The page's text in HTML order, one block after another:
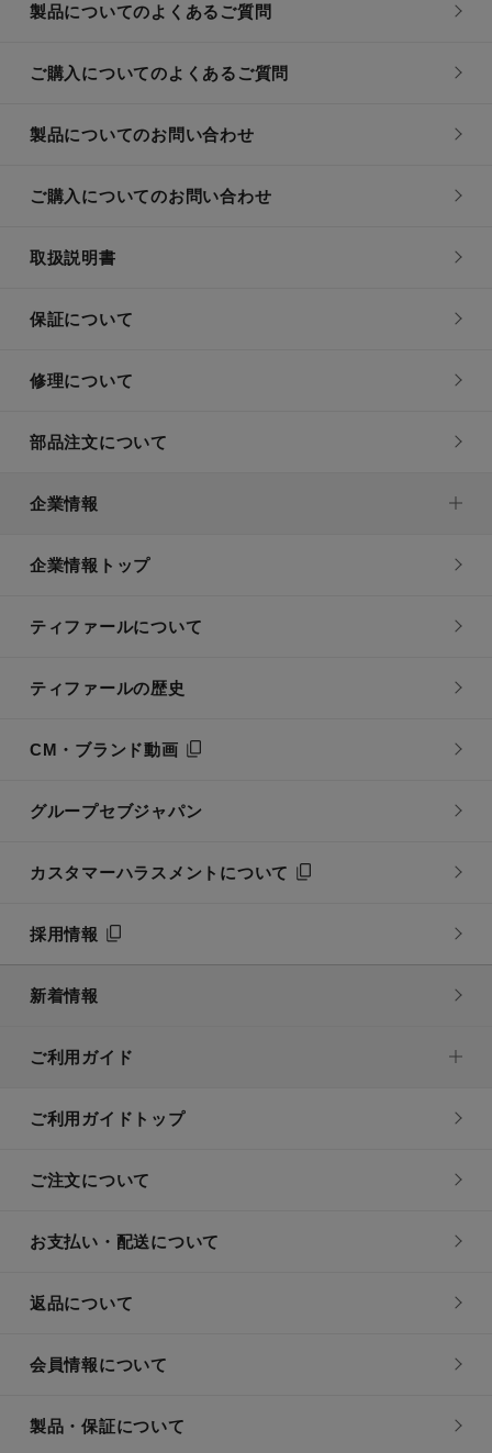
製品についてのよくあるご質問
ご購入についてのよくあるご質問
製品についてのお問い合わせ
ご購入についてのお問い合わせ
取扱説明書
保証について
修理について
部品注文について
企業情報
企業情報トップ
ティファールについて
ティファールの歴史
CM・ブランド動画
グループセブジャパン
カスタマーハラスメントについて
採用情報
新着情報
ご利用ガイド
ご利用ガイドトップ
ご注文について
お支払い・配送について
返品について
会員情報について
製品・保証について